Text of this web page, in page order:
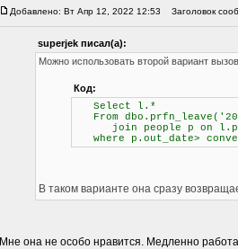
Добавлено: Вт Апр 12, 2022 12:53 Заголовок
superjek писал(а):
Можно использовать второй вариант
Код:
Select l.*
From
join people p on
where p.out_date>
В таком варианте она сразу
Мне она не особо нравится. Медленно